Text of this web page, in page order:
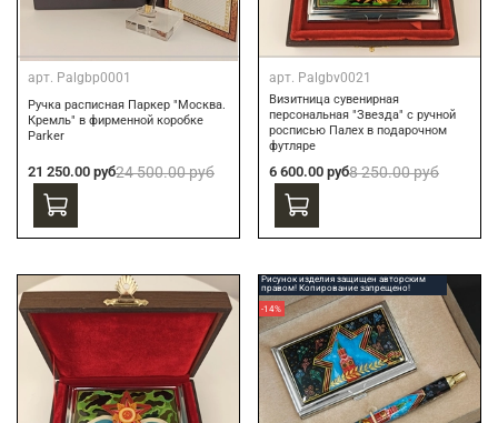
арт. Palgbp0001
Ручка расписная Паркер "Москва.
Кремль" в фирменной коробке
Parker
21 250.00 руб24 500.00 руб
арт. Palgbv0021
Визитница сувенирная
персональная "Звезда" с ручной
росписью Палех в подарочном
футляре
6 600.00 руб8 250.00 руб
Рисунок изделия защищен авторским
правом! Копирование запрещено!
-14%